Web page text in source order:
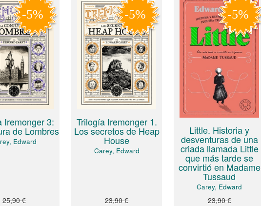
Iremonger 3:
de Lombres
Edward
25,90 €
Trilogía Iremonger 1.
Los secretos de Heap
House
Carey, Edward
23,90 €
Little. Historia y
desventuras de una
criada llamada Little
que más tarde se
convirtió en Madame
Tussaud
Carey, Edward
23,90 €